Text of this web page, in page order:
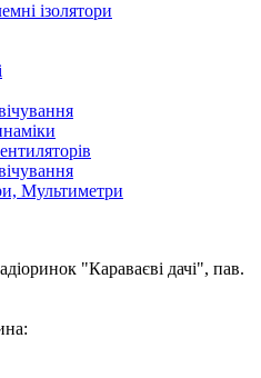
ізолятори
Мультиметри
"Караваєві дачі", пав.